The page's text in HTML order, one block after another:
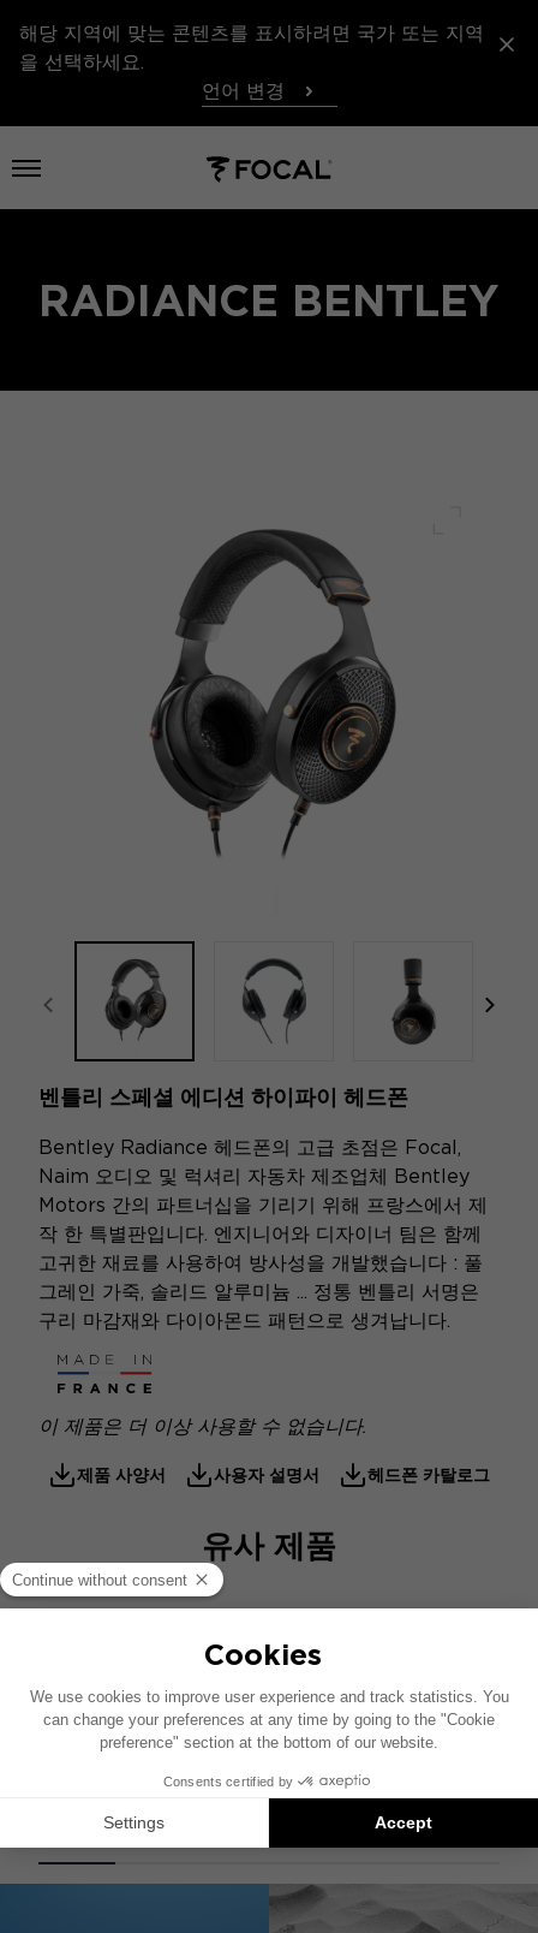
해당 지역에 맞는 콘텐츠를 표시하려면 국가 또는 지역
을 선택하세요.
언어 변경
메뉴 열기
RADIANCE BENTLEY
focal-naim-frontent::misc.prev_label
벤틀리 스페셜 에디션 하이파이 헤드폰
Bentley Radiance 헤드폰의 고급 초점은 Focal,
Naim 오디오 및 럭셔리 자동차 제조업체 Bentley
Motors 간의 파트너십을 기리기 위해 프랑스에서 제
작 한 특별판입니다. 엔지니어와 디자이너 팀은 함께
고귀한 재료를 사용하여 방사성을 개발했습니다 : 풀
그레인 가죽, 솔리드 알루미늄 ... 정통 벤틀리 서명은
구리 마감재와 다이아몬드 패턴으로 생겨납니다.
이 제품은 더 이상 사용할 수 없습니다.
제품 사양서 사용자 설명서 헤드폰 카탈로그
유사 제품
CLEAR MG PROFESSIONAL